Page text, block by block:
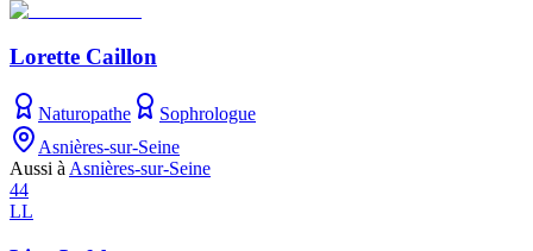
Lorette Caillon
Naturopathe
Sophrologue
Asnières-sur-Seine
Aussi à Asnières-sur-Seine
44
LL